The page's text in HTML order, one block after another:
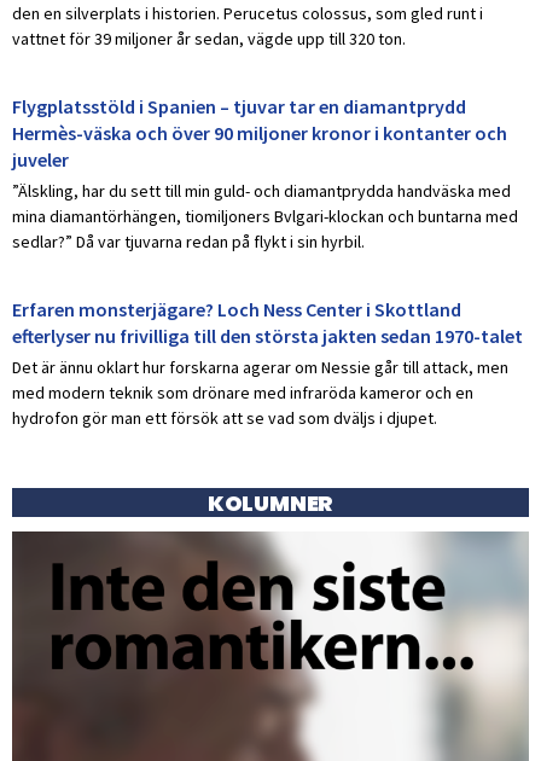
den en silverplats i historien. Perucetus colossus, som gled runt i
vattnet för 39 miljoner år sedan, vägde upp till 320 ton.
Flygplatsstöld i Spanien – tjuvar tar en diamantprydd
Hermès-väska och över 90 miljoner kronor i kontanter och
juveler
”Älskling, har du sett till min guld- och diamantprydda handväska med
mina diamantörhängen, tiomiljoners Bvlgari-klockan och buntarna med
sedlar?” Då var tjuvarna redan på flykt i sin hyrbil.
Erfaren monsterjägare? Loch Ness Center i Skottland
efterlyser nu frivilliga till den största jakten sedan 1970-talet
Det är ännu oklart hur forskarna agerar om Nessie går till attack, men
med modern teknik som drönare med infraröda kameror och en
hydrofon gör man ett försök att se vad som dväljs i djupet.
KOLUMNER